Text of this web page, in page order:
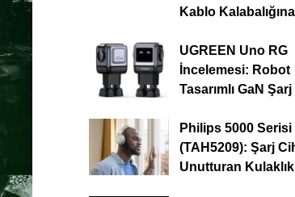
Kablo
UGREEN Uno RG
İncelemesi: Robot
Tasarımlı GaN Şarj
Philips 5000 Serisi
(TAH5209): Şarj
Unutturan Kulaklık